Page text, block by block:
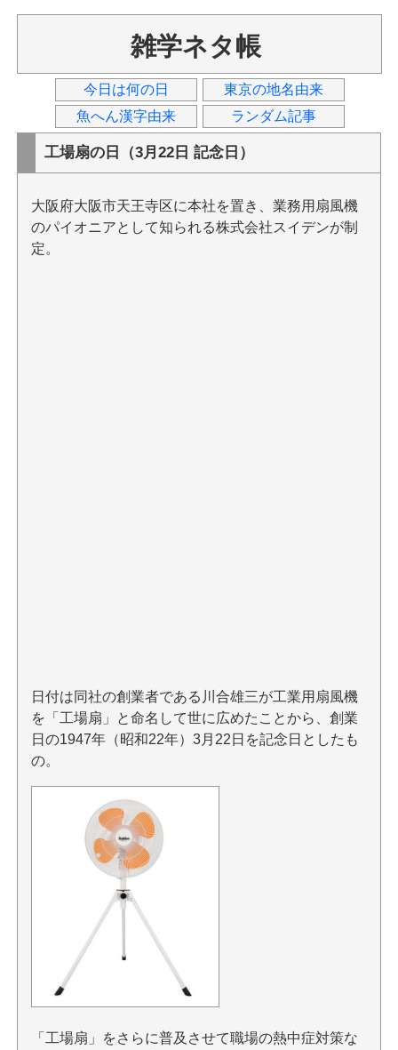
雑学ネタ帳
今日は何の日
東京の地名由来
魚へん漢字由来
ランダム記事
工場扇の日（3月22日 記念日）
大阪府大阪市天王寺区に本社を置き、業務用扇風機
のパイオニアとして知られる株式会社スイデンが制
定。
日付は同社の創業者である川合雄三が工業用扇風機
を「工場扇」と命名して世に広めたことから、創業
日の1947年（昭和22年）3月22日を記念日としたも
の。
「工場扇」をさらに普及させて職場の熱中症対策な